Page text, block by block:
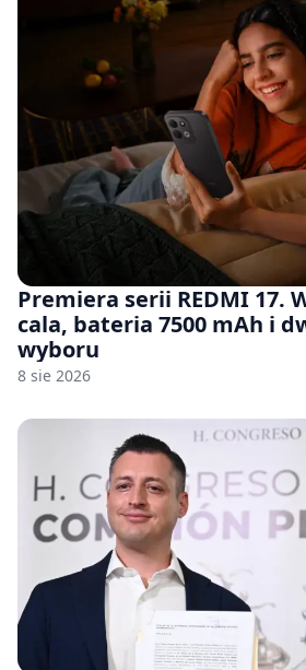
Premiera serii REDMI 17.
cala, bateria 7500 mAh i
wyboru
8 sie 2026